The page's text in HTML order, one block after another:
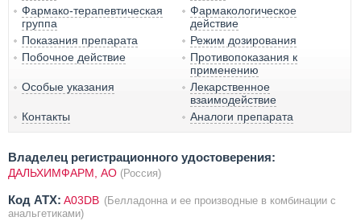
Фармако-терапевтическая
группа
Фармакологическое
действие
Показания препарата
Режим дозирования
Побочное действие
Противопоказания к
применению
Особые указания
Лекарственное
взаимодействие
Контакты
Аналоги препарата
Владелец регистрационного удостоверения:
ДАЛЬХИМФАРМ, АО (Россия)
Код ATX: A03DB (Белладонна и ее производные в комбинации с
анальгетиками)